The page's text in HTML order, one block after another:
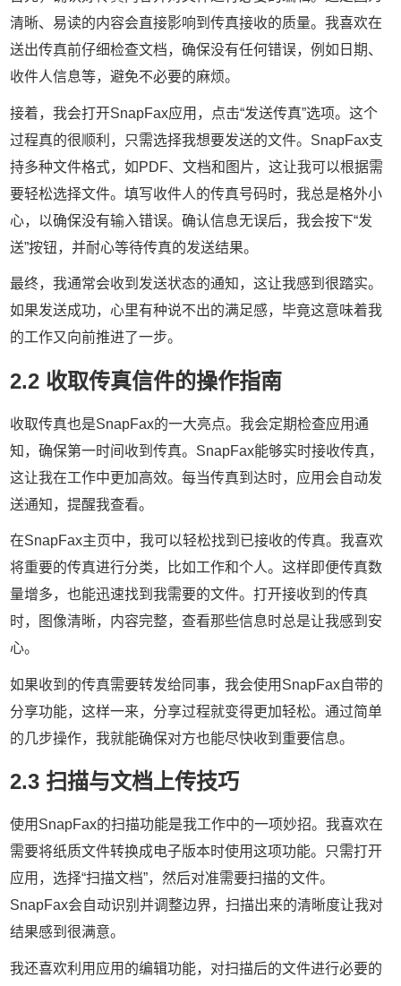
清晰、易读的内容会直接影响到传真接收的质量。我喜欢在
送出传真前仔细检查文档，确保没有任何错误，例如日期、
收件人信息等，避免不必要的麻烦。
接着，我会打开SnapFax应用，点击“发送传真”选项。这个
过程真的很顺利，只需选择我想要发送的文件。SnapFax支
持多种文件格式，如PDF、文档和图片，这让我可以根据需
要轻松选择文件。填写收件人的传真号码时，我总是格外小
心，以确保没有输入错误。确认信息无误后，我会按下“发
送”按钮，并耐心等待传真的发送结果。
最终，我通常会收到发送状态的通知，这让我感到很踏实。
如果发送成功，心里有种说不出的满足感，毕竟这意味着我
的工作又向前推进了一步。
2.2 收取传真信件的操作指南
收取传真也是SnapFax的一大亮点。我会定期检查应用通
知，确保第一时间收到传真。SnapFax能够实时接收传真，
这让我在工作中更加高效。每当传真到达时，应用会自动发
送通知，提醒我查看。
在SnapFax主页中，我可以轻松找到已接收的传真。我喜欢
将重要的传真进行分类，比如工作和个人。这样即便传真数
量增多，也能迅速找到我需要的文件。打开接收到的传真
时，图像清晰，内容完整，查看那些信息时总是让我感到安
心。
如果收到的传真需要转发给同事，我会使用SnapFax自带的
分享功能，这样一来，分享过程就变得更加轻松。通过简单
的几步操作，我就能确保对方也能尽快收到重要信息。
2.3 扫描与文档上传技巧
使用SnapFax的扫描功能是我工作中的一项妙招。我喜欢在
需要将纸质文件转换成电子版本时使用这项功能。只需打开
应用，选择“扫描文档”，然后对准需要扫描的文件。
SnapFax会自动识别并调整边界，扫描出来的清晰度让我对
结果感到很满意。
我还喜欢利用应用的编辑功能，对扫描后的文件进行必要的